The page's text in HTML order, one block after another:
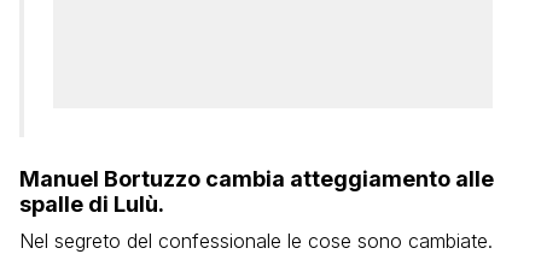
Manuel Bortuzzo cambia atteggiamento alle
spalle di Lulù.
Nel segreto del confessionale le cose sono cambiate.